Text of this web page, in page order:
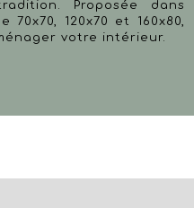
Proposée dans
120x70 et 160x80,
votre intérieur.